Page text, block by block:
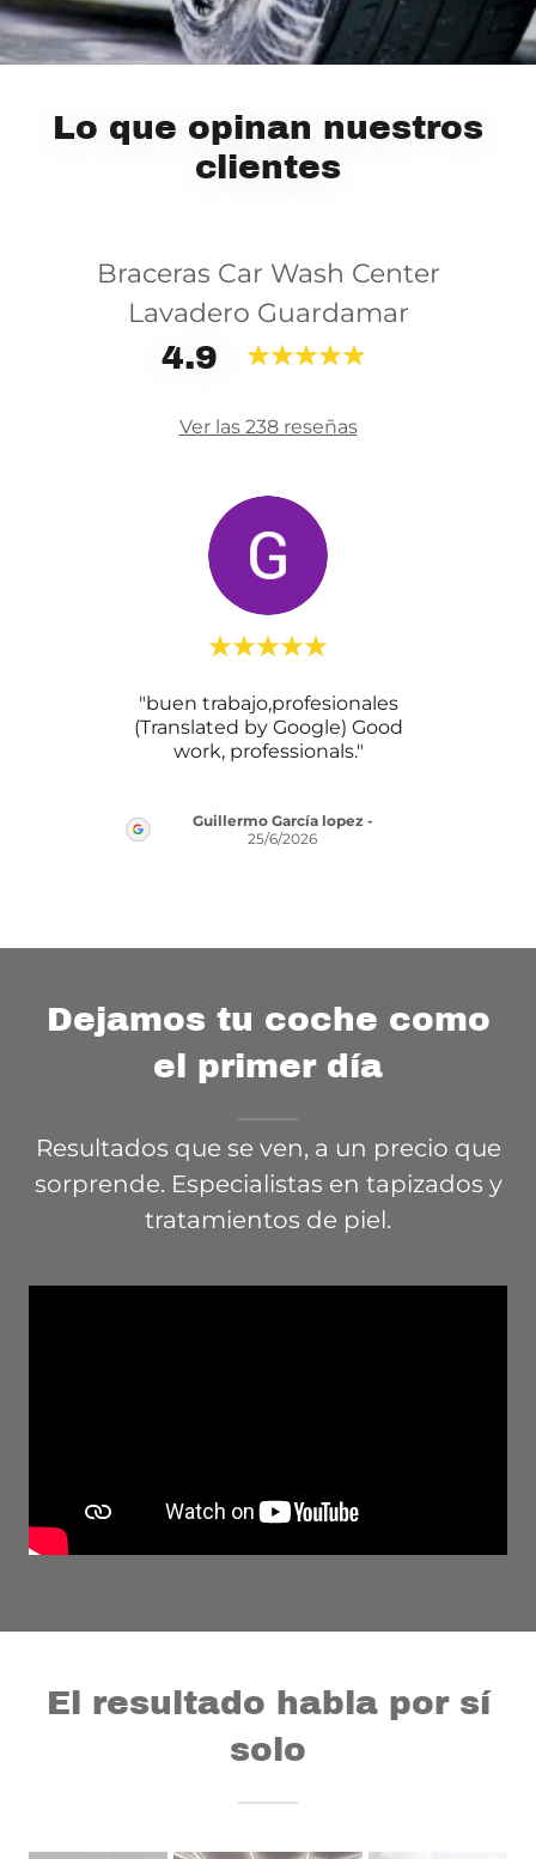
Lo que opinan nuestros
clientes
Braceras Car Wash Center
Lavadero Guardamar
4.9
Ver las 238 reseñas
"buen trabajo,profesionales
(Translated by Google) Good
work, professionals."
Guillermo García lopez-
25/6/2026
Dejamos tu coche como
el primer día
Resultados que se ven, a un precio que
sorprende. Especialistas en tapizados y
tratamientos de piel.
El resultado habla por sí
solo